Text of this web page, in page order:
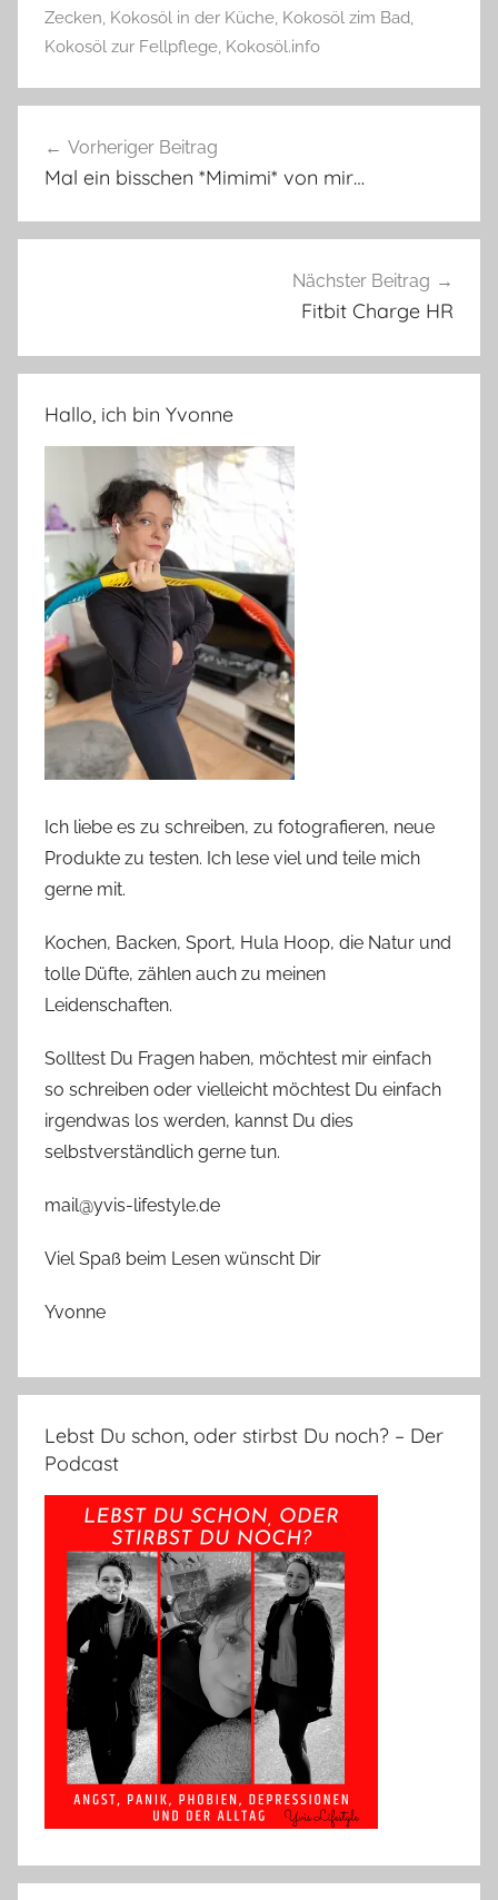
Zecken, Kokosöl in der Küche, Kokosöl zim Bad,
Kokosöl zur Fellpflege, Kokosöl.info
Vorheriger Beitrag
Mal ein bisschen *Mimimi* von mir…
Nächster Beitrag
Fitbit Charge HR
Hallo, ich bin Yvonne
Ich liebe es zu schreiben, zu fotografieren, neue
Produkte zu testen. Ich lese viel und teile mich
gerne mit.
Kochen, Backen, Sport, Hula Hoop, die Natur und
tolle Düfte, zählen auch zu meinen
Leidenschaften.
Solltest Du Fragen haben, möchtest mir einfach
so schreiben oder vielleicht möchtest Du einfach
irgendwas los werden, kannst Du dies
selbstverständlich gerne tun.
mail@yvis-lifestyle.de
Viel Spaß beim Lesen wünscht Dir
Yvonne
Lebst Du schon, oder stirbst Du noch? – Der
Podcast